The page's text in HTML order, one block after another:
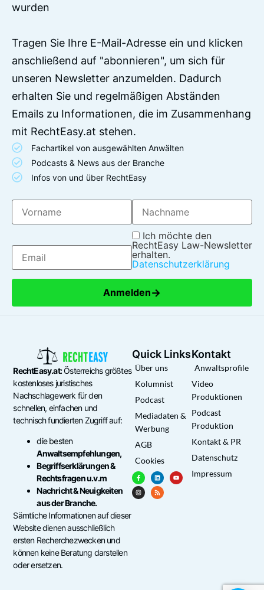
wurden
Tragen Sie Ihre E-Mail-Adresse ein und klicken
anschließend auf "abonnieren", um sich für
unseren Newsletter anzumelden. Dadurch
erhalten Sie und regelmäßigen Abständen
Emails zu Informationen, die im Zusammenhang
mit RechtEasy.at stehen.
Fachartikel von ausgewählten Anwälten
Podcasts & News aus der Branche
Infos von und über RechtEasy
Ich möchte den
RechtEasy Law-Newsletter
erhalten.
Datenschutzerklärung
Anmelden→
RechtEasy.at:Österreichs größtes
kostenloses juristisches
Nachschlagewerk für den
schnellen, einfachen und
technisch fundierten Zugriff auf:
die besten
Anwaltsempfehlungen,
Begriffserklärungen &
Rechtsfragen u.v.m
Nachricht & Neuigkeiten
aus der Branche.
Sämtliche Informationen auf dieser
Website dienen ausschließlich
ersten Recherchezwecken und
können keine Beratung darstellen
oder ersetzen.
Quick Links
Über uns
Kolumnist
Podcast
Mediadaten &
Werbung
AGB
Cookies
Kontakt
Anwaltsprofile
Video
Produktionen
Podcast
Produktion
Kontakt & PR
Datenschutz
Impressum